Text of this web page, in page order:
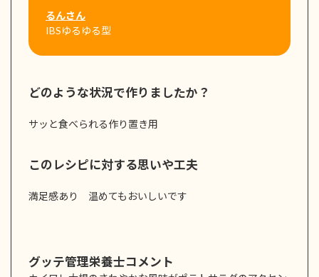
るんさん
IBSゆるゆる型
どのような状況で作りましたか？
サッと食べられる作り置き用
このレシピに対する思いや工夫
満足感あり 温めてもおいしいです
グッテ管理栄養士コメント